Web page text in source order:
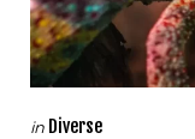
Categories
Posted
in Diverse